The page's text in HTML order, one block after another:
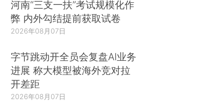
河南“三支一扶”考试规模化作
弊 内外勾结提前获取试卷
2026年08月07日
字节跳动开全员会复盘AI业务
进展 称大模型被海外竞对拉
开差距
2026年08月07日